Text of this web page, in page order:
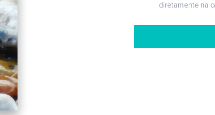
diretamente na